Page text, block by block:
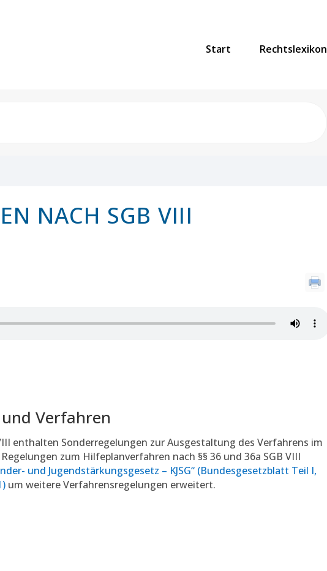
Start Rechtslexikon
NACH SGB VIII
Verfahren
enthalten Sonderregelungen zur Ausgestaltung des Verfahrens im
zum Hilfeplanverfahren nach §§ 36 und 36a SGB VIII
und Jugendstärkungsgesetz – KJSG“ (Bundesgesetzblatt Teil I,
um weitere Verfahrensregelungen erweitert.